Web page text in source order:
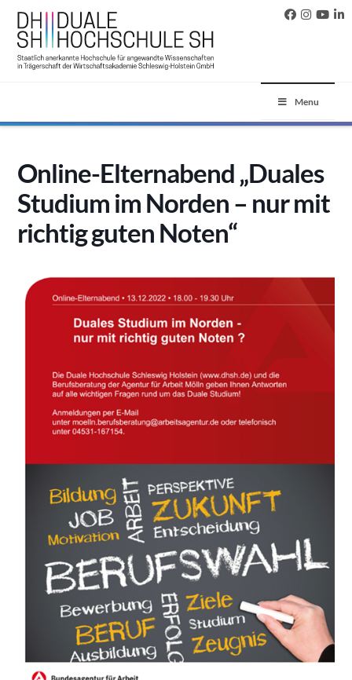
Menu
Online-Elternabend „Duales
Studium im Norden – nur mit
richtig guten Noten“